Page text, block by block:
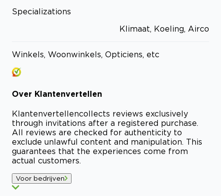
Specializations
Klimaat, Koeling, Airco
Winkels, Woonwinkels, Opticiens, etc
Over Klantenvertellen
Klantenvertellencollects reviews exclusively
through invitations after a registered purchase.
All reviews are checked for authenticity to
exclude unlawful content and manipulation. This
guarantees that the experiences come from
actual customers.
Voor bedrijven